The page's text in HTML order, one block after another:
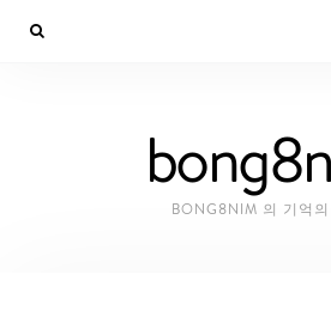
BONG8NIM 의 기억